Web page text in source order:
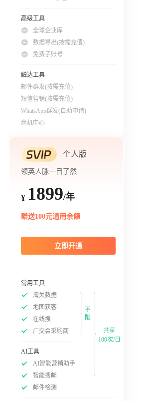
高级工具
全球企业库
数据导出(按需充值)
免费子账号
触达工具
邮件群发(按需充值)
短信营销(按需充值)
WhatsApp群发(自助申请)
商机中心
个人版
领英人脉一目了然
¥ 1899/年
赠送100元通用余额
立即开通
常用工具
海关数据
地图获客
在线搜
广交会采购商
不
限
AI工具
AI智能营销助手
智能搜邮
邮件检测
共享
100次/日